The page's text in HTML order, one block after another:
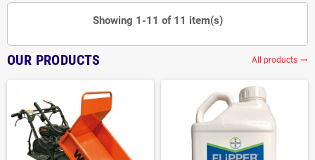
Showing 1-11 of 11 item(s)
OUR PRODUCTS All products trending_flat